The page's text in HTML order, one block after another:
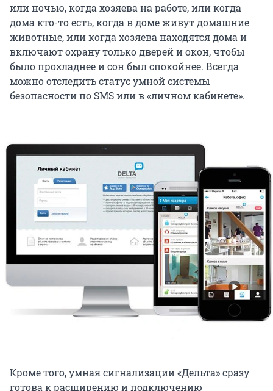
или ночью, когда хозяева на работе, или когда
дома кто-то есть, когда в доме живут домашние
животные, или когда хозяева находятся дома и
включают охрану только дверей и окон, чтобы
было прохладнее и сон был спокойнее. Всегда
можно отследить статус умной системы
безопасности по SMS или в «личном кабинете».
Кроме того, умная сигнализации «Дельта» сразу
готова к расширению и подключению